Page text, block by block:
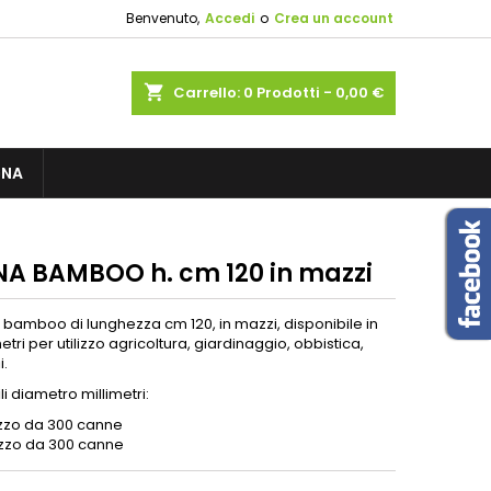
Benvenuto, Accedi o Crea un account
shopping_cart Carrello: 0 Prodotti - 0,00 €
BAMBOO h. cm 120 in mazzi
di lunghezza cm 120, in mazzi, disponibile in
per utilizzo agricoltura, giardinaggio, obbistica,
diametro millimetri:
da 300 canne
da 300 canne